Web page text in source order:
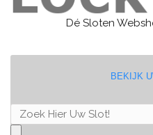
Dé Sloten
BEKIJK